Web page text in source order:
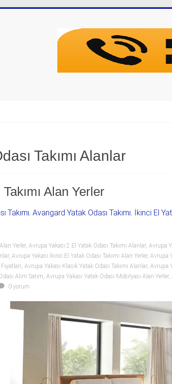
Takımı Alanlar
Alan Yerler
Takımı, Avangard Yatak Odası Takımı, İkinci El
Yerler, Avrupa Yakası 2.El Yatak Odası Takımı Alanlar, Avrupa
, Avrupa Yakası İkinci El Yatak Odası Takımı Alan Yerler, Avrupa
, Avrupa Yakası Klasik Yatak Odası Takımı Alanlar, Avrupa
Alım Satım, Avrupa Yakası Yatak Odası Mobilyası Alan Yerler,
0 yorum